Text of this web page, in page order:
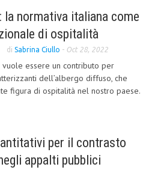
la normativa italiana come
di ospitalità
di Sabrina Ciullo - Oct 28, 2022
vuole essere un contributo per
dell’albergo diffuso, che
figura di ospitalità nel nostro paese.
per il contrasto
appalti pubblici